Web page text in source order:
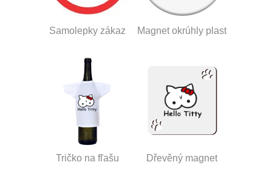
Samolepky zákaz Magnet okrúhly plast
Tričko na fľašu Dřevěný magnet